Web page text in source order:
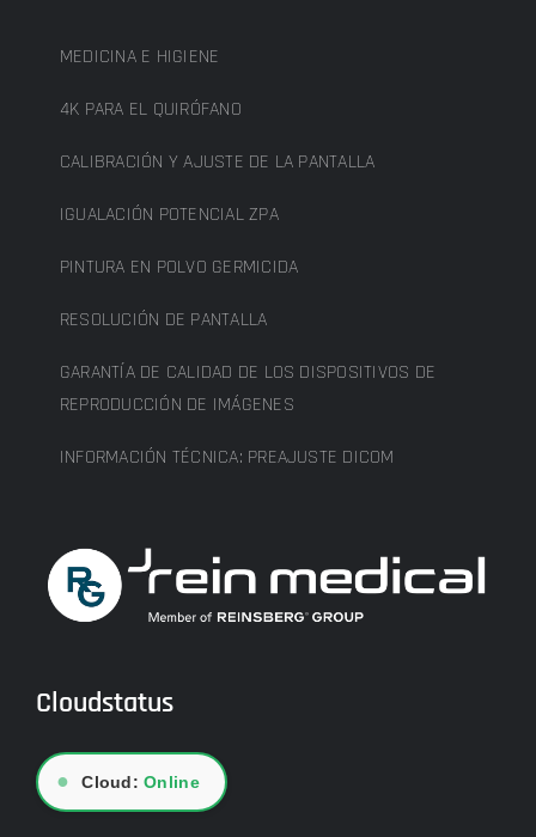
MEDICINA E HIGIENE
4K PARA EL QUIRÓFANO
CALIBRACIÓN Y AJUSTE DE LA PANTALLA
IGUALACIÓN POTENCIAL ZPA
PINTURA EN POLVO GERMICIDA
RESOLUCIÓN DE PANTALLA
GARANTÍA DE CALIDAD DE LOS DISPOSITIVOS DE
REPRODUCCIÓN DE IMÁGENES
INFORMACIÓN TÉCNICA: PREAJUSTE DICOM
Cloudstatus
● Cloud:Online